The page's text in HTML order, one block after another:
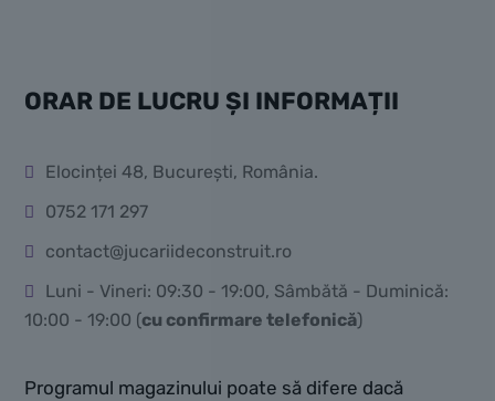
ORAR DE LUCRU ȘI INFORMAȚII
Elocinței 48, București, România.
0752 171 297
contact@jucariideconstruit.ro
Luni - Vineri: 09:30 - 19:00, Sâmbătă - Duminică:
10:00 - 19:00 (cu confirmare telefonică)
Programul magazinului poate să difere dacă